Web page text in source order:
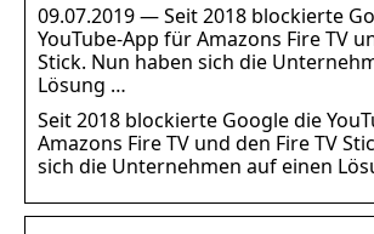
09.07.2019 — Seit 2018 blockierte
YouTube-App für Amazons Fire TV
Stick. Nun haben sich die
Lösung …
Seit 2018 blockierte Google die
Amazons Fire TV und den Fire TV
sich die Unternehmen auf einen